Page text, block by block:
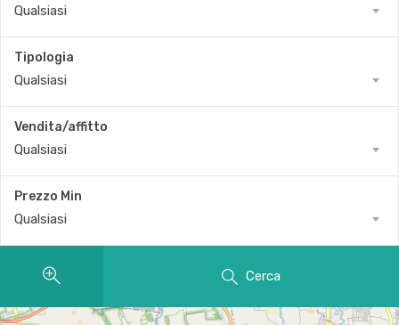
Qualsiasi
Tipologia
Qualsiasi
Vendita/affitto
Qualsiasi
Prezzo Min
Qualsiasi
Cerca